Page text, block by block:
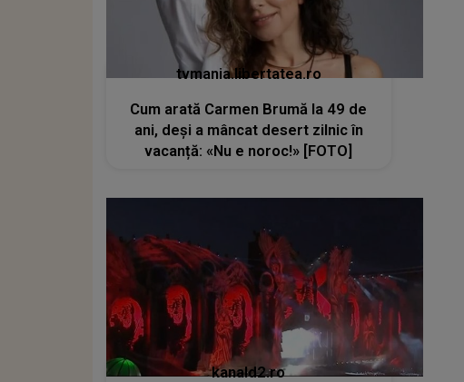
tvmania.libertatea.ro
Cum arată Carmen Brumă la 49 de
ani, deși a mâncat desert zilnic în
vacanță: «Nu e noroc!» [FOTO]
kanald2.ro